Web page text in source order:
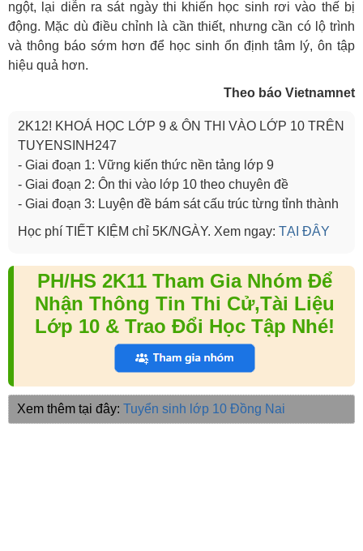
ngột, lại diễn ra sát ngày thi khiến học sinh rơi vào thế bị
động. Mặc dù điều chỉnh là cần thiết, nhưng cần có lộ trình
và thông báo sớm hơn để học sinh ổn định tâm lý, ôn tập
hiệu quả hơn.
Theo báo Vietnamnet
2K12! KHOÁ HỌC LỚP 9 & ÔN THI VÀO LỚP 10 TRÊN
TUYENSINH247
- Giai đoạn 1: Vững kiến thức nền tảng lớp 9
- Giai đoạn 2: Ôn thi vào lớp 10 theo chuyên đề
- Giai đoạn 3: Luyện đề bám sát cấu trúc từng tỉnh thành
Học phí TIẾT KIỆM chỉ 5K/NGÀY. Xem ngay: TẠI ĐÂY
PH/HS 2K11 Tham Gia Nhóm Để
Nhận Thông Tin Thi Cử,Tài Liệu
Lớp 10 & Trao Đổi Học Tập Nhé!
Xem thêm tại đây: Tuyển sinh lớp 10 Đồng Nai